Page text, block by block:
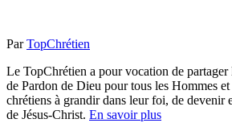
Par TopChrétien
Le TopChrétien a pour vocation de partager
de Pardon de Dieu pour tous les Hommes
chrétiens à grandir dans leur foi, de devenir
de Jésus-Christ. En savoir plus